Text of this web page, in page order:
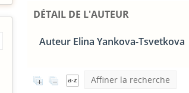
DÉTAIL DE L'AUTEUR
Auteur Elina Yankova-Tsvetkova
Affiner la recherche